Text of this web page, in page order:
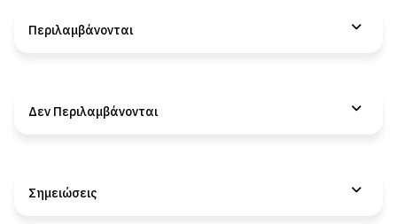
Περιλαμβάνονται
Δεν Περιλαμβάνονται
Σημειώσεις